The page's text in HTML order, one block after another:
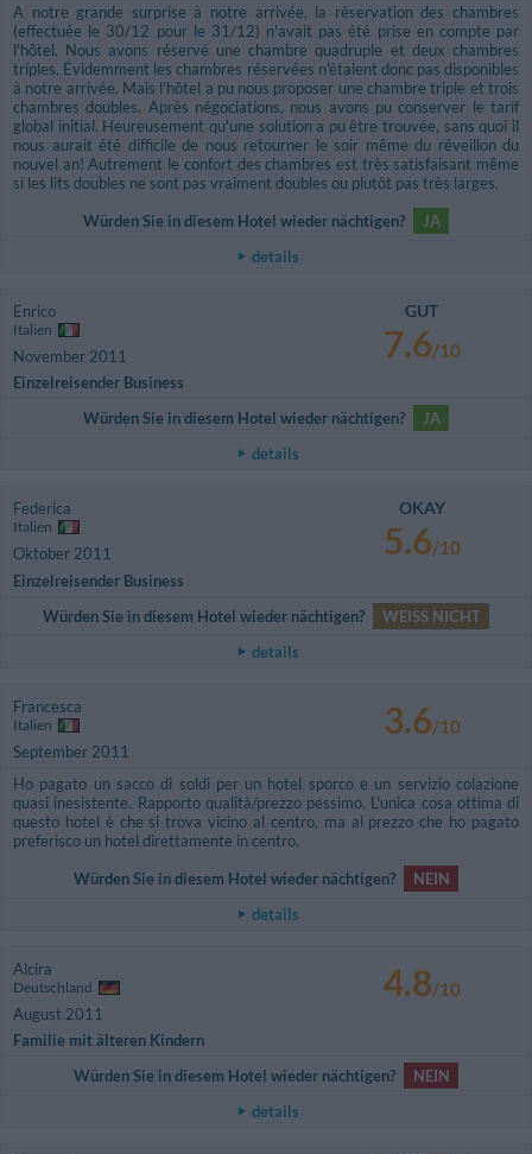
A notre grande surprise à notre arrivée, la réservation des chambres
(effectuée le 30/12 pour le 31/12) n'avait pas été prise en compte par
l'hôtel. Nous avons réservé une chambre quadruple et deux chambres
triples. Évidemment les chambres réservées n'étaient donc pas disponibles
à notre arrivée. Mais l'hôtel a pu nous proposer une chambre triple et trois
chambres doubles. Après négociations, nous avons pu conserver le tarif
global initial. Heureusement qu'une solution a pu être trouvée, sans quoi il
nous aurait été difficile de nous retourner le soir même du réveillon du
nouvel an! Autrement le confort des chambres est très satisfaisant même
si les lits doubles ne sont pas vraiment doubles ou plutôt pas très larges.
Würden Sie in diesem Hotel wieder nächtigen?
JA
details
Enrico
Italien
November 2011
Einzelreisender Business
GUT
7.6/10
Würden Sie in diesem Hotel wieder nächtigen?
JA
details
Federica
Italien
Oktober 2011
Einzelreisender Business
OKAY
5.6/10
Würden Sie in diesem Hotel wieder nächtigen?
WEISS NICHT
details
Francesca
Italien
September 2011
3.6/10
Ho pagato un sacco di soldi per un hotel sporco e un servizio colazione
quasi inesistente. Rapporto qualità/prezzo pessimo. L'unica cosa ottima di
questo hotel è che si trova vicino al centro, ma al prezzo che ho pagato
preferisco un hotel direttamente in centro.
Würden Sie in diesem Hotel wieder nächtigen?
NEIN
details
Alcira
Deutschland
August 2011
Familie mit älteren Kindern
4.8/10
Würden Sie in diesem Hotel wieder nächtigen?
NEIN
details